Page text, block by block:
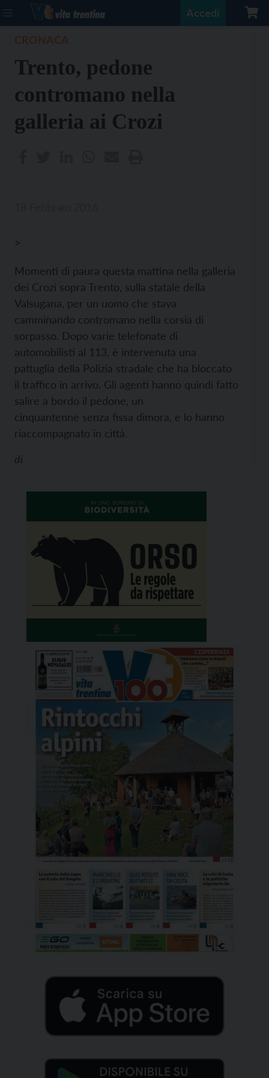
Accedi
Trento, pedone
contromano nella
galleria ai Crozi
>
Momenti di paura questa mattina nella galleria
dei Crozi sopra Trento, sulla statale della
Valsugana, per un uomo che stava
camminando contromano nella corsia di
sorpasso. Dopo varie telefonate di
automobilisti al 113, è intervenuta una
pattuglia della Polizia stradale che ha bloccato
il traffico in arrivo. Gli agenti hanno quindi fatto
salire a bordo il pedone, un
cinquantenne senza fissa dimora, e lo hanno
riaccompagnato in città.
di